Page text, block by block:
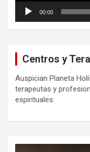
00:00
Centros y
Auspician Planeta
terapeutas y
espirituales: